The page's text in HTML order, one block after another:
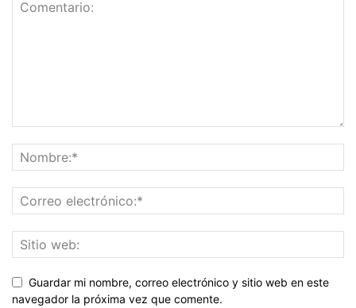
Guardar mi nombre, correo electrónico y sitio web en este
navegador la próxima vez que comente.